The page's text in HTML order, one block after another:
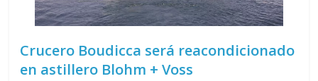
Crucero Boudicca será reacondicionado
en astillero Blohm + Voss